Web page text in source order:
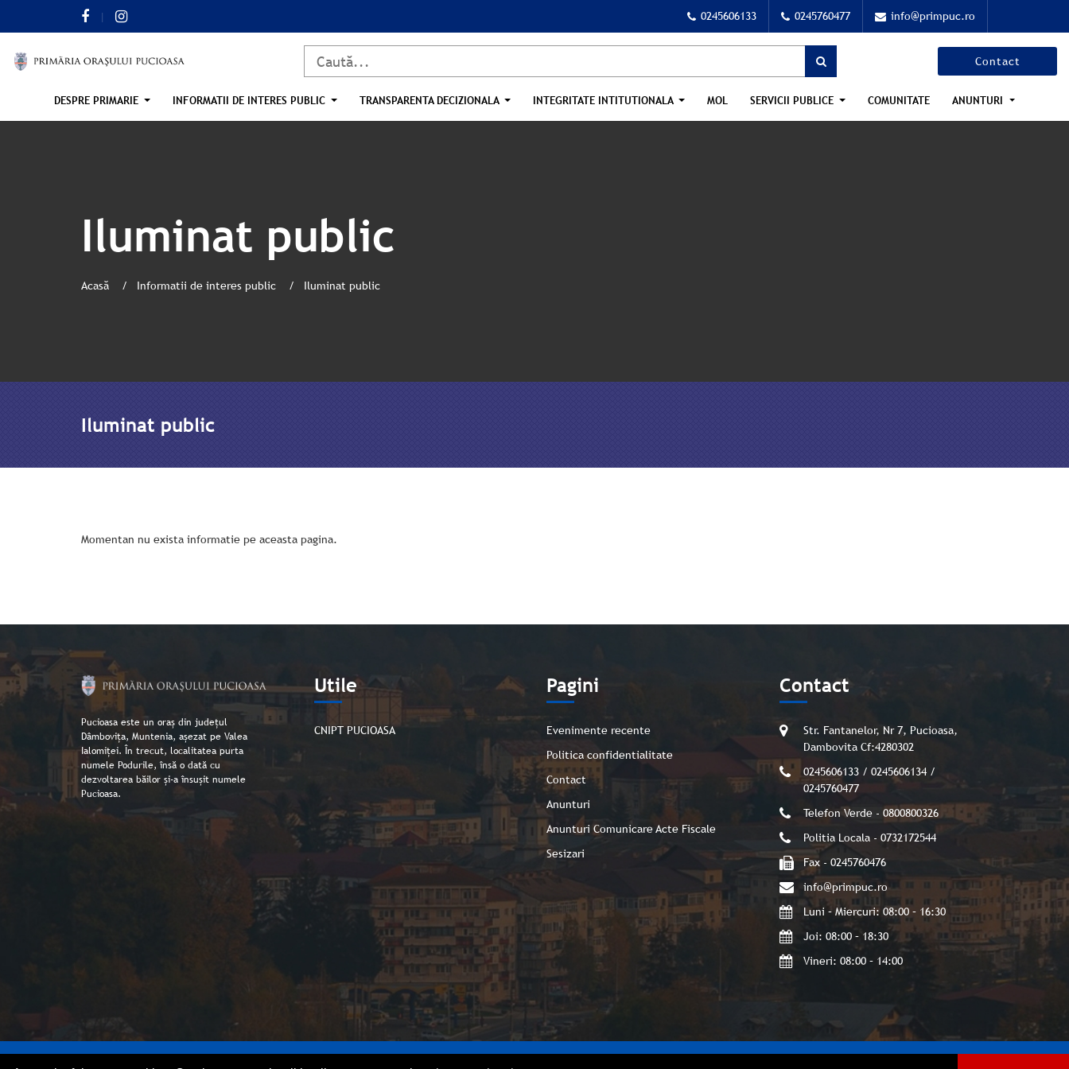
0245606133 0245760477 info@primpuc.ro
Contact
DESPRE PRIMARIE INFORMATII DE INTERES PUBLIC TRANSPARENTA DECIZIONALA INTEGRITATE INTITUTIONALA MOL SERVICII PUBLICE COMUNITATE ANUNTURI
Iluminat public
Acasă Informatii de interes public Iluminat public
Iluminat public
Momentan nu exista informatie pe aceasta pagina.
Pucioasa este un oraș din județul
Dâmbovița, Muntenia, așezat pe Valea
Ialomiței. În trecut, localitatea purta
numele Podurile, însă o dată cu
dezvoltarea băilor și-a însușit numele
Pucioasa.
Utile
CNIPT PUCIOASA
Pagini
Evenimente recente
Politica confidentialitate
Contact
Anunturi
Anunturi Comunicare Acte Fiscale
Sesizari
Contact
Str. Fantanelor, Nr 7, Pucioasa,
Dambovita Cf:4280302
0245606133 / 0245606134 /
0245760477
Telefon Verde - 0800800326
Politia Locala - 0732172544
Fax - 0245760476
info@primpuc.ro
Luni – Miercuri: 08:00 – 16:30
Joi: 08:00 – 18:30
Vineri: 08:00 – 14:00